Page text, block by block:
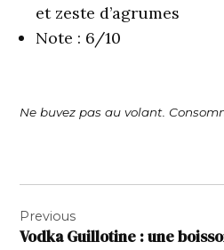
et zeste d’agrumes
Note : 6/10
Ne buvez pas au volant.
de
Previous
Vodka Guillotine : une